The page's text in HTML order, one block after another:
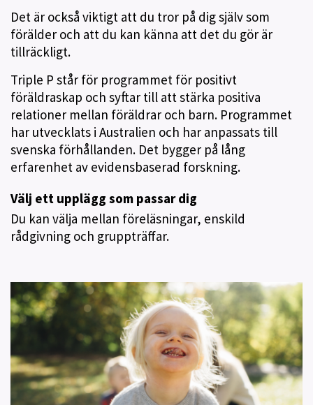
Det är också viktigt att du tror på dig själv som
förälder och att du kan känna att det du gör är
tillräckligt.
Triple P står för programmet för positivt
föräldraskap och syftar till att stärka positiva
relationer mellan föräldrar och barn. Programmet
har utvecklats i Australien och har anpassats till
svenska förhållanden. Det bygger på lång
erfarenhet av evidensbaserad forskning.
Välj ett upplägg som passar dig
Du kan välja mellan föreläsningar, enskild
rådgivning och gruppträffar.